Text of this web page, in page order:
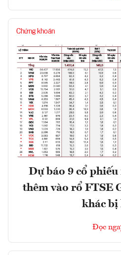
Chứng khoán
Dự báo 9 cổ
thêm vào rổ FTSE
khác bị
Đọc